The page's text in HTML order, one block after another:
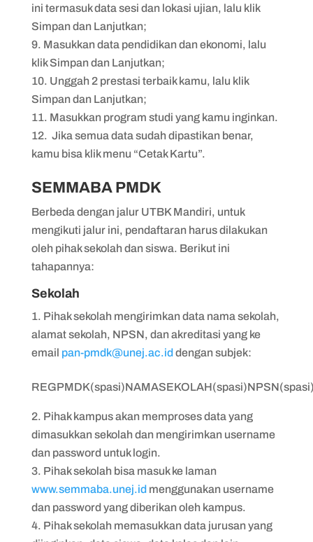
ini termasuk data sesi dan lokasi ujian, lalu klik
Simpan dan Lanjutkan;
Masukkan data pendidikan dan ekonomi, lalu
klik Simpan dan Lanjutkan;
Unggah 2 prestasi terbaik kamu, lalu klik
Simpan dan Lanjutkan;
Masukkan program studi yang kamu inginkan.
Jika semua data sudah dipastikan benar,
kamu bisa klik menu “Cetak Kartu”.
SEMMABA PMDK
Berbeda dengan jalur UTBK Mandiri, untuk
mengikuti jalur ini, pendaftaran harus dilakukan
oleh pihak sekolah dan siswa. Berikut ini
tahapannya:
Sekolah
Pihak sekolah mengirimkan data nama sekolah,
alamat sekolah, NPSN, dan akreditasi yang ke
email pan-pmdk@unej.ac.id dengan subjek:
Pihak kampus akan memproses data yang
dimasukkan sekolah dan mengirimkan username
dan password untuk login.
Pihak sekolah bisa masuk ke laman
www.semmaba.unej.id menggunakan username
dan password yang diberikan oleh kampus.
Pihak sekolah memasukkan data jurusan yang